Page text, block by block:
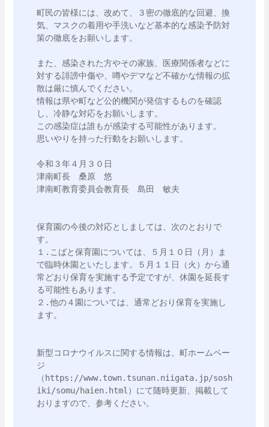
町民の皆様には、改めて、３密の徹底的な回避、換
気、マスクの着用や手洗いなど基本的な感染予防対
策の徹底をお願いします。
また、感染された方やその家族、医療関係者などに
対する誹謗中傷や、噂やデマなど不確かな情報の拡
散は厳に慎んでください。
情報は県や町など公的機関が発信するものを確認
し、冷静な対応をお願いします。
この感染症は誰もが感染する可能性があります。
思いやりを持った行動をお願いします。
令和３年４月３０日
津南町長　桑原　悠
津南町教育委員会教育長　島田　敏夫
保育園の今後の対応としましては、次のとおりで
す。
１.こばと保育園については、５月１０日（月）ま
で臨時休園といたします。５月１１日（火）から通
常どおり保育を実施する予定ですが、休園を延長す
る可能性もあります。
２.他の４園については、通常どおり保育を実施し
ます。
新型コロナウイルスに関する情報は、町ホームペー
ジ
（https://www.town.tsunan.niigata.jp/sosh
iki/somu/haien.html）にて随時更新、掲載して
おりますので、参考ください。